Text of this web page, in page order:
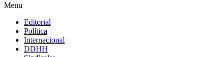
Menu
Editorial
Política
Internacional
DDHH